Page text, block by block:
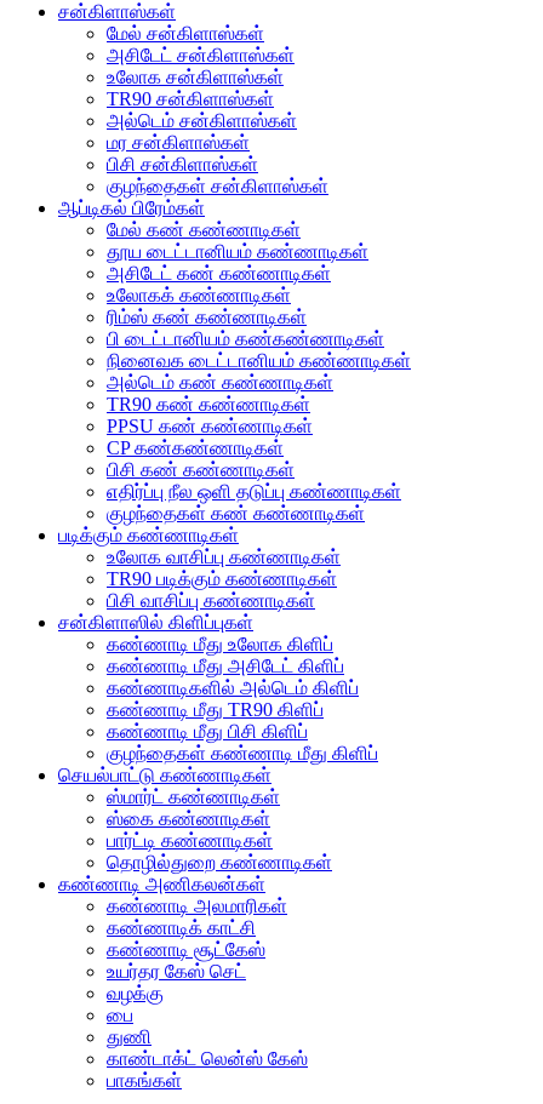
சன்கிளாஸ்கள்
மேல் சன்கிளாஸ்கள்
அசிடேட் சன்கிளாஸ்கள்
உலோக சன்கிளாஸ்கள்
TR90 சன்கிளாஸ்கள்
அல்டெம் சன்கிளாஸ்கள்
மர சன்கிளாஸ்கள்
பிசி சன்கிளாஸ்கள்
குழந்தைகள் சன்கிளாஸ்கள்
ஆப்டிகல் பிரேம்கள்
மேல் கண் கண்ணாடிகள்
தூய டைட்டானியம் கண்ணாடிகள்
அசிடேட் கண் கண்ணாடிகள்
உலோகக் கண்ணாடிகள்
ரிம்ஸ் கண் கண்ணாடிகள்
பி டைட்டானியம் கண்கண்ணாடிகள்
நினைவக டைட்டானியம் கண்ணாடிகள்
அல்டெம் கண் கண்ணாடிகள்
TR90 கண் கண்ணாடிகள்
PPSU கண் கண்ணாடிகள்
CP கண்கண்ணாடிகள்
பிசி கண் கண்ணாடிகள்
எதிர்ப்பு நீல ஒளி தடுப்பு கண்ணாடிகள்
குழந்தைகள் கண் கண்ணாடிகள்
படிக்கும் கண்ணாடிகள்
உலோக வாசிப்பு கண்ணாடிகள்
TR90 படிக்கும் கண்ணாடிகள்
பிசி வாசிப்பு கண்ணாடிகள்
சன்கிளாஸில் கிளிப்புகள்
கண்ணாடி மீது உலோக கிளிப்
கண்ணாடி மீது அசிடேட் கிளிப்
கண்ணாடிகளில் அல்டெம் கிளிப்
கண்ணாடி மீது TR90 கிளிப்
கண்ணாடி மீது பிசி கிளிப்
குழந்தைகள் கண்ணாடி மீது கிளிப்
செயல்பாட்டு கண்ணாடிகள்
ஸ்மார்ட் கண்ணாடிகள்
ஸ்கை கண்ணாடிகள்
பார்ட்டி கண்ணாடிகள்
தொழில்துறை கண்ணாடிகள்
கண்ணாடி அணிகலன்கள்
கண்ணாடி அலமாரிகள்
கண்ணாடிக் காட்சி
கண்ணாடி சூட்கேஸ்
உயர்தர கேஸ் செட்
வழக்கு
பை
துணி
காண்டாக்ட் லென்ஸ் கேஸ்
பாகங்கள்